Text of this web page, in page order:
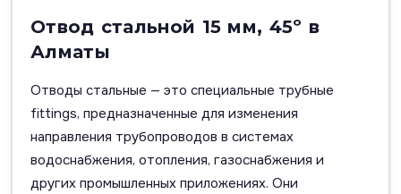
Отвод стальной 15 мм, 45º в
Алматы
Отводы стальные — это специальные трубные
fittings, предназначенные для изменения
направления трубопроводов в системах
водоснабжения, отопления, газоснабжения и
других промышленных приложениях. Они